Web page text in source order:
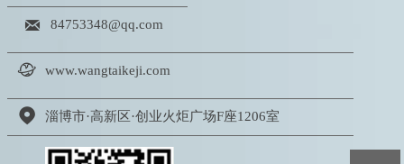
 84753348@qq.com
 www.wangtaikeji.com
 淄博市·高新区·创业火炬广场F座1206室